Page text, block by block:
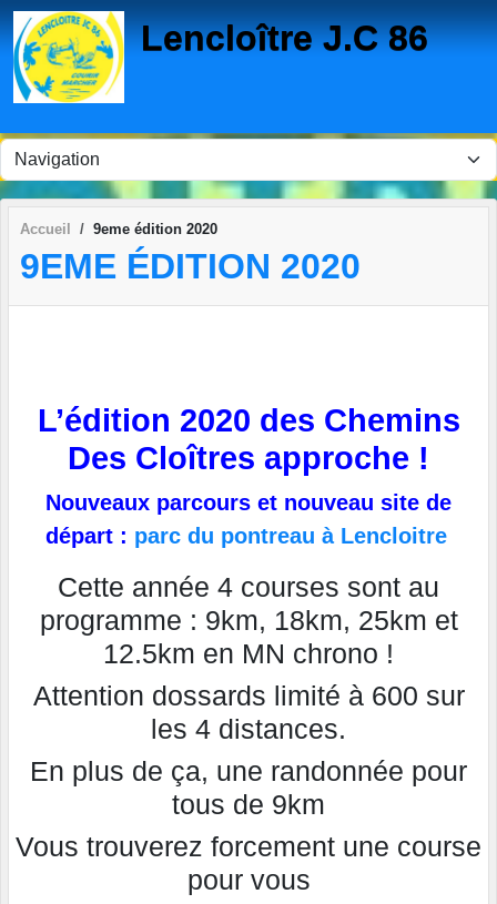
Lencloître J.C 86
Accueil 9eme édition 2020
9EME ÉDITION 2020
L’édition 2020 des Chemins
Des Cloîtres approche !
Nouveaux parcours et nouveau site de
départ : parc du pontreau à Lencloitre
Cette année 4 courses sont au
programme : 9km, 18km, 25km et
12.5km en MN chrono !
Attention dossards limité à 600 sur
les 4 distances.
En plus de ça, une randonnée pour
tous de 9km
Vous trouverez forcement une course
pour vous
Panneau de gestion des cookies